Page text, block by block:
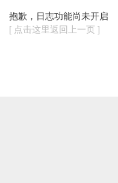
抱歉，日志功能尚未开启
[ 点击这里返回上一页 ]